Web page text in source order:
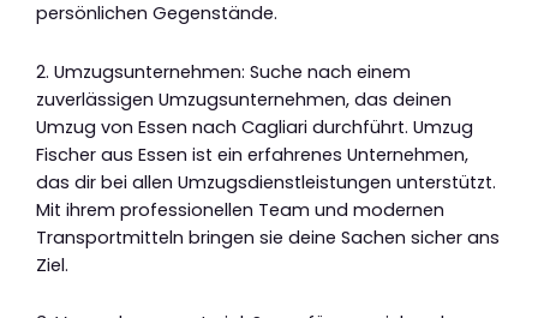
persönlichen Gegenstände.
2. Umzugsunternehmen: Suche nach einem
zuverlässigen Umzugsunternehmen, das deinen
Umzug von Essen nach Cagliari durchführt. Umzug
Fischer aus Essen ist ein erfahrenes Unternehmen,
das dir bei allen Umzugsdienstleistungen unterstützt.
Mit ihrem professionellen Team und modernen
Transportmitteln bringen sie deine Sachen sicher ans
Ziel.